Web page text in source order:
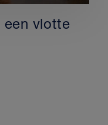
een vlotte